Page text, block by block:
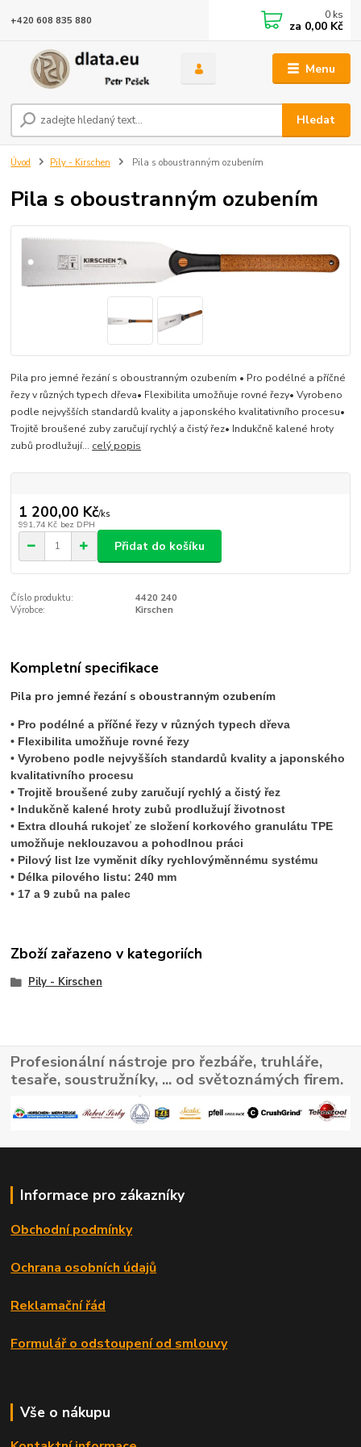
Menu
Hledat
+420 608 835 880 0 ks
za 0,00 Kč
Úvod Pily - Kirschen Pila s oboustranným ozubením
Pila s oboustranným ozubením
Pila pro jemné řezání s oboustranným ozubením • Pro podélné a příčné
řezy v různých typech dřeva• Flexibilita umožňuje rovné řezy• Vyrobeno
podle nejvyšších standardů kvality a japonského kvalitativního procesu•
Trojitě broušené zuby zaručují rychlý a čistý řez• Indukčně kalené hroty
zubů prodlužují... celý popis
1 200,00 Kč/ks
991,74 Kč bez DPH
Přidat do košíku
Číslo produktu:
4420 240
Výrobce:
Kirschen
Kompletní specifikace
Pila pro jemné řezání s oboustranným ozubením
• Pro podélné a příčné řezy v různých typech dřeva
• Flexibilita umožňuje rovné řezy
• Vyrobeno podle nejvyšších standardů kvality a japonského
kvalitativního procesu
• Trojitě broušené zuby zaručují rychlý a čistý řez
• Indukčně kalené hroty zubů prodlužují životnost
• Extra dlouhá rukojeť ze složení korkového granulátu TPE
umožňuje neklouzavou a pohodlnou práci
• Pilový list lze vyměnit díky rychlovýměnnému systému
• Délka pilového listu: 240 mm
• 17 a 9 zubů na palec
Zboží zařazeno v kategoriích
Pily - Kirschen
Profesionální nástroje pro řezbáře, truhláře,
tesaře, soustružníky, ... od světoznámých firem.
Informace pro zákazníky
Obchodní podmínky
Ochrana osobních údajů
Reklamační řád
Formulář o odstoupení od smlouvy
Vše o nákupu